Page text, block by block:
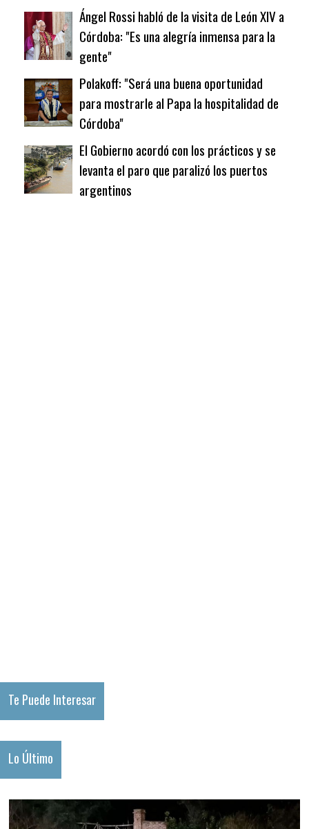
Ángel Rossi habló de la visita de León XIV a
Córdoba: "Es una alegría inmensa para la
gente"
Polakoff: "Será una buena oportunidad
para mostrarle al Papa la hospitalidad de
Córdoba"
El Gobierno acordó con los prácticos y se
levanta el paro que paralizó los puertos
argentinos
Te Puede Interesar
Lo Último